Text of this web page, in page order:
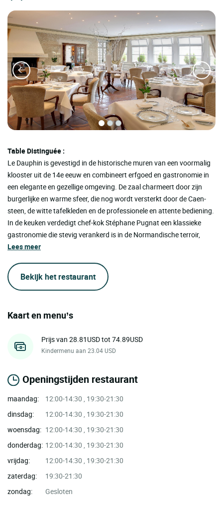
Table Distinguée :
Le Dauphin is gevestigd in de historische muren van een voormalig
klooster uit de 14e eeuw en combineert erfgoed en gastronomie in
een elegante en gezellige omgeving. De zaal charmeert door zijn
burgerlijke en warme sfeer, die nog wordt versterkt door de Caen-
steen, de witte tafelkleden en de professionele en attente bediening.
In de keuken verdedigt chef-kok Stéphane Pugnat een klassieke
gastronomie die stevig verankerd is in de Normandische terroir,
Lees meer
Bekijk het restaurant
Kaart en menu’s
Prijs van 28.81USD tot 74.89USD
Kindermenu aan 23.04 USD
Openingstijden restaurant
maandag:
12:00-14:30 , 19:30-21:30
dinsdag:
12:00-14:30 , 19:30-21:30
woensdag: 12:00-14:30 , 19:30-21:30
donderdag: 12:00-14:30 , 19:30-21:30
vrijdag:
12:00-14:30 , 19:30-21:30
zaterdag:
19:30-21:30
zondag:
Gesloten